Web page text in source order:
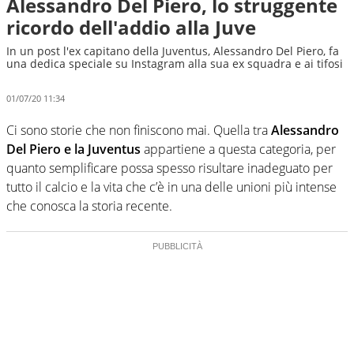
ricordo dell'addio alla Juve
In un post l'ex capitano della Juventus, Alessandro Del Piero, fa
una dedica speciale su Instagram alla sua ex squadra e ai tifosi
01/07/20 11:34
Ci sono storie che non finiscono mai. Quella traAlessandro
Del Piero e la Juventus appartiene a questa categoria, per
quanto semplificare possa spesso risultare inadeguato per
tutto il calcio e la vita che c’è in una delle unioni più intense
che conosca la storia recente.